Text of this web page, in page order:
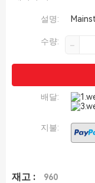
설명:
수량: -
배달:
지불:
재고 : 960